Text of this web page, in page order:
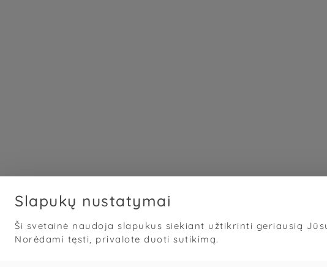
Slapukų nustatymai
Ši svetainė naudoja slapukus siekiant užtikrinti geriausią
Norėdami tęsti, privalote duoti sutikimą.